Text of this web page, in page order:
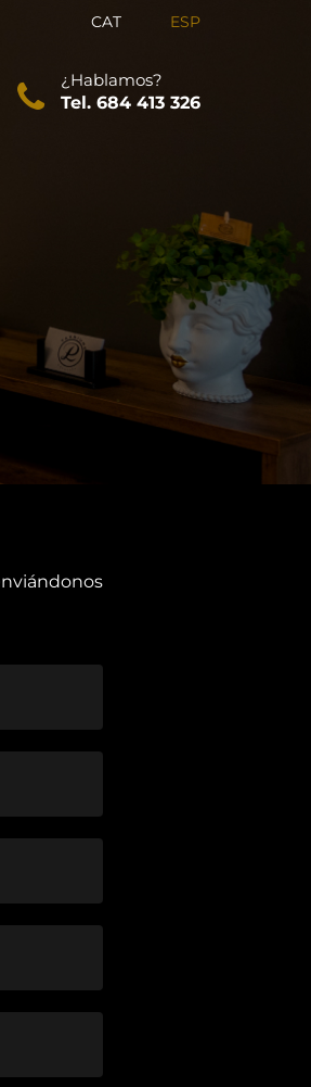
CAT ESP
¿Hablamos?
Tel. 684 413 326